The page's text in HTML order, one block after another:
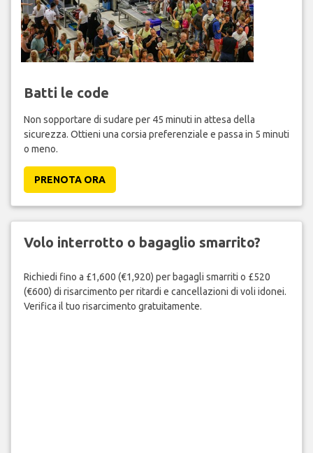
Batti le code
Non sopportare di sudare per 45 minuti in attesa della
sicurezza. Ottieni una corsia preferenziale e passa in 5 minuti
o meno.
PRENOTA ORA
Volo interrotto o bagaglio smarrito?
Richiedi fino a £1,600 (€1,920) per bagagli smarriti o £520
(€600) di risarcimento per ritardi e cancellazioni di voli idonei.
Verifica il tuo risarcimento gratuitamente.